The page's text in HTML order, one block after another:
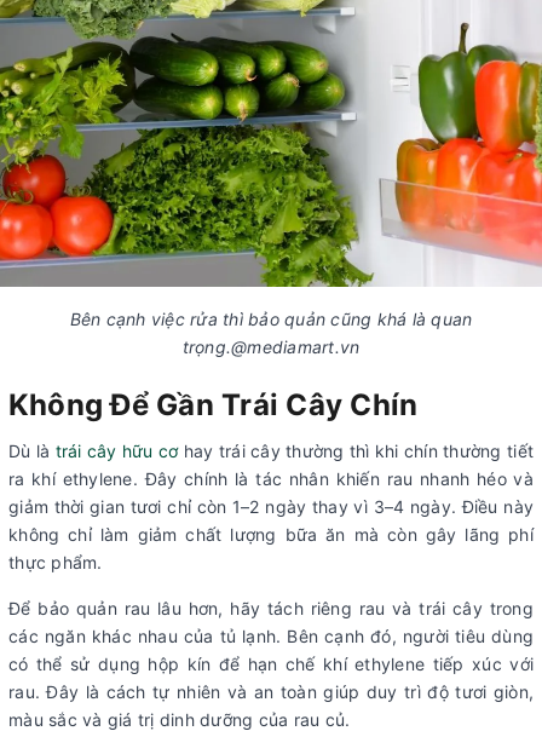
Bên cạnh việc rửa thì bảo quản cũng khá là quan
trọng.@mediamart.vn
Không Để Gần Trái Cây Chín
Dù là trái cây hữu cơhay trái cây thường thì khi chín thường tiết
ra khí ethylene. Đây chính là tác nhân khiến rau nhanh héo và
giảm thời gian tươi chỉ còn 1–2 ngày thay vì 3–4 ngày. Điều này
không chỉ làm giảm chất lượng bữa ăn mà còn gây lãng phí
thực phẩm.
Để bảo quản rau lâu hơn, hãy tách riêng rau và trái cây trong
các ngăn khác nhau của tủ lạnh. Bên cạnh đó, người tiêu dùng
có thể sử dụng hộp kín để hạn chế khí ethylene tiếp xúc với
rau. Đây là cách tự nhiên và an toàn giúp duy trì độ tươi giòn,
màu sắc và giá trị dinh dưỡng của rau củ.